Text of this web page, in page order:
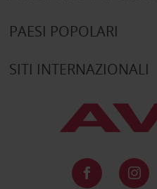
PAESI POPOLARI
SITI INTERNAZIONALI